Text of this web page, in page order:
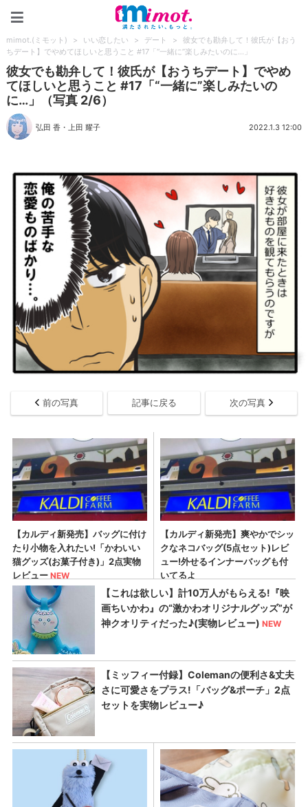
mimot.(ミモット) > いい恋したい > デート >
彼女でも勘弁して！彼氏が【おう
ちデート】でやめてほしいと思うこと #17「“一緒に”楽しみたいのに…」
彼女でも勘弁して！彼氏が【おうちデート】でやめ
てほしいと思うこと #17「“一緒に”楽しみたいの
に…」（写真 2/6）
弘田 香 ・上田 耀子 2022.1.3 12:00
前の写真 記事に戻る 次の写真